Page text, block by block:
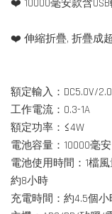
❤️ 10000毫安款含
❤️ 伸縮折疊, 折疊成
額定輸入：DC5.0V/
工作電流：0.3-1A
額定功率：≤4W
電池容量：10000毫安
電池使用時間：1檔
約8小時
充電時間：約4.5個小